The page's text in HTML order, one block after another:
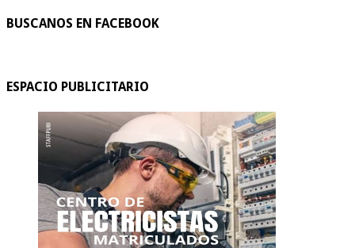
BUSCANOS EN FACEBOOK
ESPACIO PUBLICITARIO